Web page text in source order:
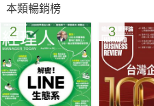
本類暢銷榜
2 3